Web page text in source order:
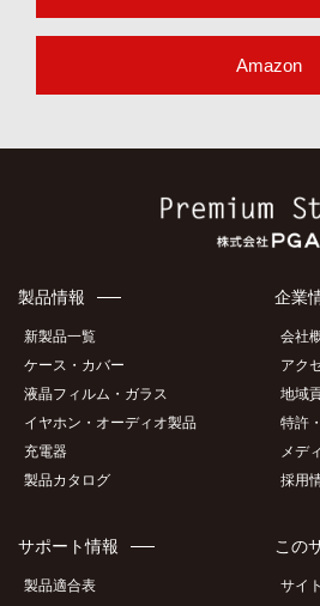
Amazon
製品情報
新製品一覧
ケース・カバー
液晶フィルム・ガラス
イヤホン・オーディオ製品
充電器
製品カタログ
企業
会社
アク
地域
特許
メデ
採用
サポート情報
製品適合表
この
サイ